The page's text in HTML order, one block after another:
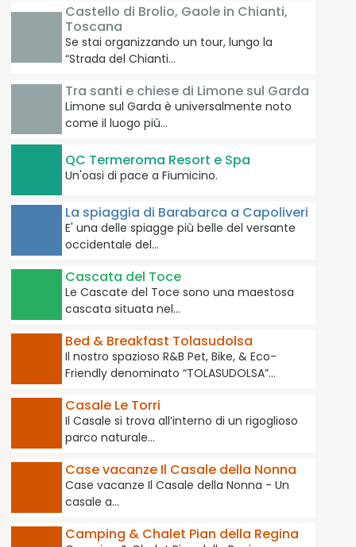
Castello di Brolio, Gaole in Chianti,
Toscana
Se stai organizzando un tour, lungo la
“Strada del Chianti…
Tra santi e chiese di Limone sul Garda
Limone sul Garda è universalmente noto
come il luogo più…
QC Termeroma Resort e Spa
Un'oasi di pace a Fiumicino.
La spiaggia di Barabarca a Capoliveri
E' una delle spiagge più belle del versante
occidentale del…
Cascata del Toce
Le Cascate del Toce sono una maestosa
cascata situata nel…
Bed & Breakfast Tolasudolsa
Il nostro spazioso R&B Pet, Bike, & Eco-
Friendly denominato “TOLASUDOLSA”…
Casale Le Torri
Il Casale si trova all’interno di un rigoglioso
parco naturale…
Case vacanze Il Casale della Nonna
Case vacanze Il Casale della Nonna - Un
casale a…
Camping & Chalet Pian della Regina